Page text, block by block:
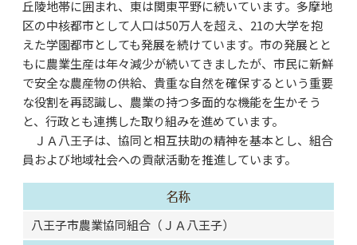
丘陵地帯に囲まれ、東は関東平野に続いています。多摩地
区の中核都市として人口は50万人を超え、21の大学を抱
えた学園都市としても発展を続けています。市の発展とと
もに農業生産は年々減少が続いてきましたが、市民に新鮮
で安全な農産物の供給、貴重な自然を確保するという重要
な役割を再認識し、農業の持つ多面的な機能を生かそう
と、行政とも連携した取り組みを進めています。
ＪＡ八王子は、協同と相互扶助の精神を基本とし、組合
員および地域社会への貢献活動を推進しています。
名称
八王子市農業協同組合（ＪＡ八王子）